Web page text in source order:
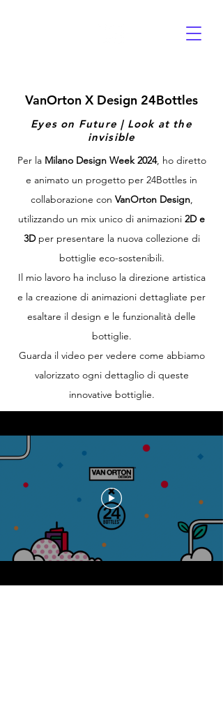
VanOrton X Design 24Bottles
Eyes on Future | Look at the
invisible
Per la Milano Design Week 2024, ho diretto
e animato un progetto per 24Bottles in
collaborazione con VanOrton Design,
utilizzando un mix unico di animazioni 2D e
3Dper presentare la nuova collezione di
bottiglie eco-sostenibili.
Il mio lavoro ha incluso la direzione artistica
e la creazione di animazioni dettagliate per
esaltare il design e le funzionalità delle
bottiglie.
Guarda il video per vedere come abbiamo
valorizzato ogni dettaglio di queste
innovative bottiglie.